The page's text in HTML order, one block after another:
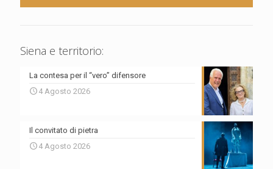
Siena e territorio:
La contesa per il “vero” difensore
4 Agosto 2026
Il convitato di pietra
4 Agosto 2026